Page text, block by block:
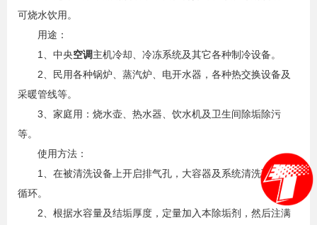
可烧水饮用。
用途：
1、中央空调主机冷却、冷冻系统及其它各种制冷设备。
2、民用各种锅炉、蒸汽炉、电开水器，各种热交换设备及
采暖管线等。
3、家庭用：烧水壶、热水器、饮水机及卫生间除垢除污
等。
使用方法：
1、在被清洗设备上开启排气孔，大容器及系统清洗可用泵
循环。
2、根据水容量及结垢厚度，定量加入本除垢剂，然后注满